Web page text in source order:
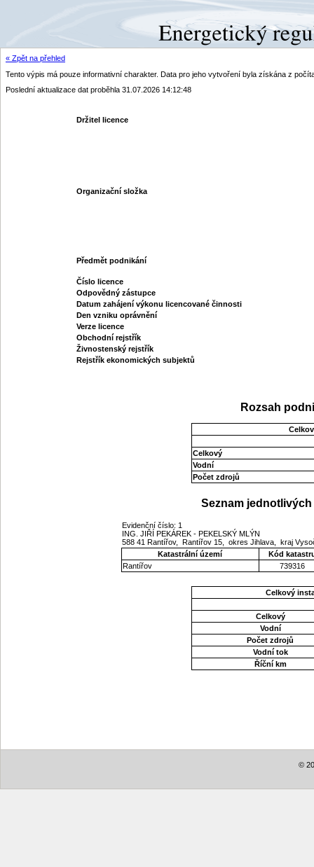
« Zpět na přehled
Tento výpis má pouze informativní charakter. Data pro jeho vytvoření byla získána z
Poslední aktualizace dat proběhla 31.07.2026 14:12:48
Držitel licence
Organizační složka
Předmět podnikání
Číslo licence
Odpovědný zástupce
Datum zahájení výkonu licencované činnosti
Den vzniku oprávnění
Verze licence
Obchodní rejstřík
Živnostenský rejstřík
Rejstřík ekonomických subjektů
Rozsah
Celkový
Vodní
Počet zdrojů
Seznam
Evidenční číslo: 1
ING. JIŘÍ PEKÁREK - PEKELSKÝ MLÝN
588 41 Rantířov, Rantířov 15, okres Jihlava, kraj
Katastrální území
Kód
Rantířov
739316
Celkový
Celkový
Vodní
Počet zdrojů
Vodní tok
Říční km
©